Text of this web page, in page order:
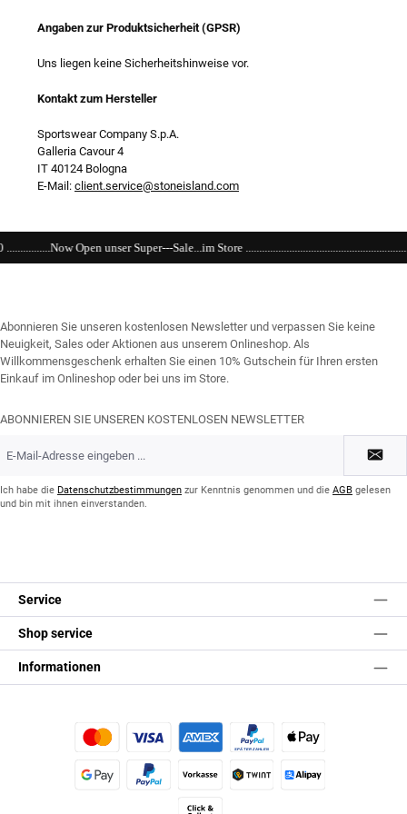
Angaben zur Produktsicherheit (GPSR)
Uns liegen keine Sicherheitshinweise vor.
Kontakt zum Hersteller
Sportswear Company S.p.A.
Galleria Cavour 4
IT 40124 Bologna
E-Mail: client.service@stoneisland.com
Super---Sale...im Store
Abonnieren Sie unseren kostenlosen Newsletter und verpassen Sie keine
Neuigkeit, Sales oder Aktionen aus unserem Onlineshop. Als
Willkommensgeschenk erhalten Sie einen 10% Gutschein für Ihren ersten
Einkauf im Onlineshop oder bei uns im Store.
ABONNIEREN SIE UNSEREN KOSTENLOSEN NEWSLETTER
Mail-
*Ich habe die Datenschutzbestimmungen zur Kenntnis genommen und die AGB gelesen
und bin mit ihnen einverstanden.
Service
Shop service
Informationen
Kredit- oder Debitkarte Später BezahlenApple Pay
Vorkasse